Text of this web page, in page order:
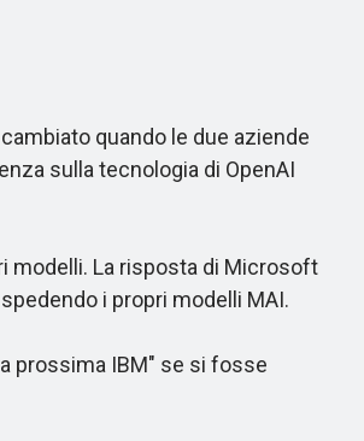
quando le due aziende
sulla tecnologia di OpenAI
modelli. La risposta di Microsoft
i propri modelli MAI.
prossima IBM" se si fosse